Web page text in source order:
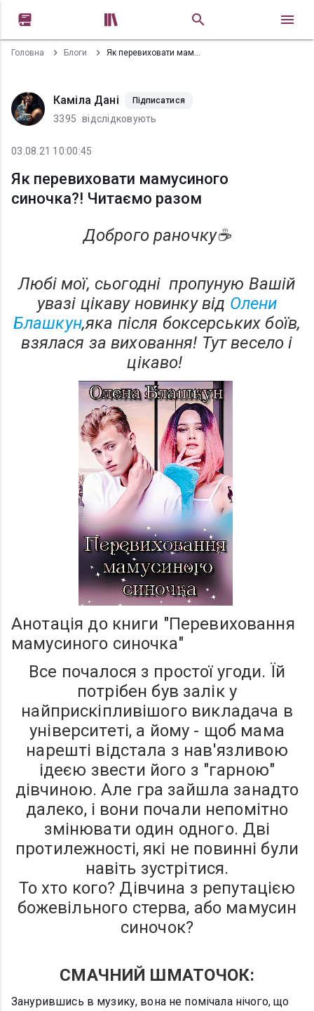
 
Головна Блоги Як перевиховати мамусиного синочка?! Читаємо разом
Каміла Дані Підписатися
3395 відслідковують
03.08.21 10:00:45
Як перевиховати мамусиного
синочка?! Читаємо разом
Доброго раночку☕
Любі мої, сьогодні пропуную Вашій
увазі цікаву новинку від Олени
Блашкун,яка після боксерських боїв,
взялася за виховання! Тут весело і
цікаво!
Анотація до книги "Перевиховання
мамусиного синочка"
Все почалося з простої угоди. Їй
потрібен був залік у
найприскіпливішого викладача в
університеті, а йому - щоб мама
нарешті відстала з нав'язливою
ідеєю звести його з "гарною"
дівчиною. Але гра зайшла занадто
далеко, і вони почали непомітно
змінювати один одного. Дві
протилежності, які не повинні були
навіть зустрітися.
То хто кого? Дівчина з репутацією
божевільного стерва, або мамусин
синочок?
СМАЧНИЙ ШМАТОЧОК:
Занурившись в музику, вона не помічала нічого, що